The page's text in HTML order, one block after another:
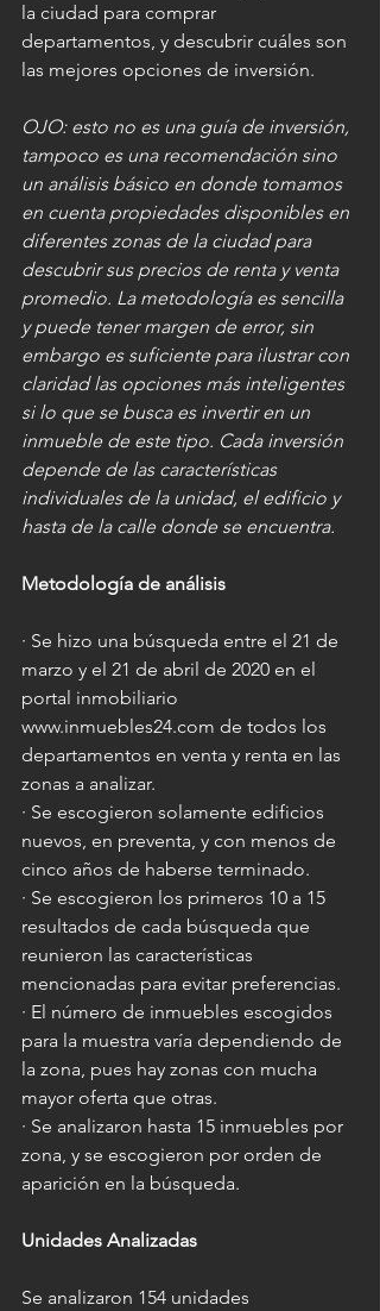
la ciudad para comprar
departamentos, y descubrir cuáles son
las mejores opciones de inversión.
OJO: esto no es una guía de inversión,
tampoco es una recomendación sino
un análisis básico en donde tomamos
en cuenta propiedades disponibles en
diferentes zonas de la ciudad para
descubrir sus precios de renta y venta
promedio. La metodología es sencilla
y puede tener margen de error, sin
embargo es suficiente para ilustrar con
claridad las opciones más inteligentes
si lo que se busca es invertir en un
inmueble de este tipo. Cada inversión
depende de las características
individuales de la unidad, el edificio y
hasta de la calle donde se encuentra.
Metodología de análisis
· Se hizo una búsqueda entre el 21 de
marzo y el 21 de abril de 2020 en el
portal inmobiliario
www.inmuebles24.com de todos los
departamentos en venta y renta en las
zonas a analizar.
· Se escogieron solamente edificios
nuevos, en preventa, y con menos de
cinco años de haberse terminado.
· Se escogieron los primeros 10 a 15
resultados de cada búsqueda que
reunieron las características
mencionadas para evitar preferencias.
· El número de inmuebles escogidos
para la muestra varía dependiendo de
la zona, pues hay zonas con mucha
mayor oferta que otras.
· Se analizaron hasta 15 inmuebles por
zona, y se escogieron por orden de
aparición en la búsqueda.
Unidades Analizadas
Se analizaron 154 unidades